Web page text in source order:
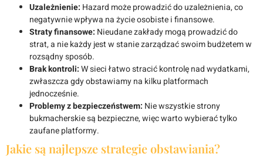
Uzależnienie: Hazard może prowadzić do uzależnienia, co
negatywnie wpływa na życie osobiste i finansowe.
Straty finansowe: Nieudane zakłady mogą prowadzić do
strat, a nie każdy jest w stanie zarządzać swoim budżetem w
rozsądny sposób.
Brak kontroli:W sieci łatwo stracić kontrolę nad wydatkami,
zwłaszcza gdy obstawiamy na kilku platformach
jednocześnie.
Problemy z bezpieczeństwem: Nie wszystkie strony
bukmacherskie są bezpieczne, więc warto wybierać tylko
zaufane platformy.
Jakie są najlepsze strategie obstawiania?